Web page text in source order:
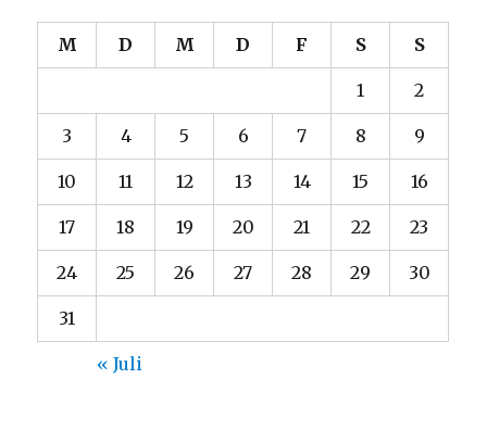
M D M D F S S
1 2
3 4 5 6 7 8 9
10 11 12 13 14 15 16
17 18 19 20 21 22 23
24 25 26 27 28 29 30
31
« Juli